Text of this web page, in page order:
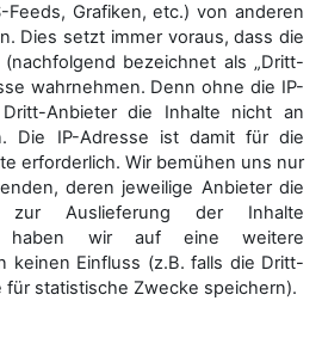
Feeds, Grafiken, etc.) von anderen
Dies setzt immer voraus, dass die
bezeichnet als „Dritt-
wahrnehmen. Denn ohne die IP-
Anbieter die Inhalte nicht an
Die IP-Adresse ist damit für die
erforderlich. Wir bemühen uns nur
deren jeweilige Anbieter die
zur Auslieferung der Inhalte
haben wir auf eine weitere
keinen Einfluss (z.B. falls die Dritt-
für statistische Zwecke speichern).